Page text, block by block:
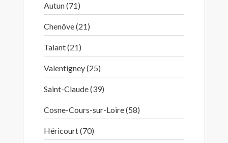
Autun (71)
Chenôve (21)
Talant (21)
Valentigney (25)
Saint-Claude (39)
Cosne-Cours-sur-Loire (58)
Héricourt (70)